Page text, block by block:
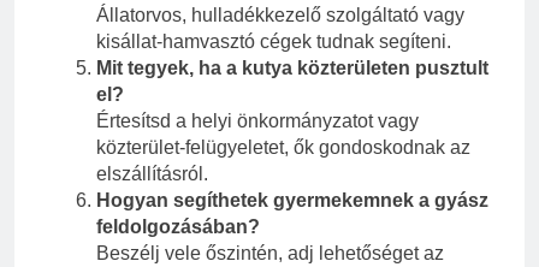
Állatorvos, hulladékkezelő szolgáltató vagy
kisállat-hamvasztó cégek tudnak segíteni.
Mit tegyek, ha a kutya közterületen pusztult
el?
Értesítsd a helyi önkormányzatot vagy
közterület-felügyeletet, ők gondoskodnak az
elszállításról.
Hogyan segíthetek gyermekemnek a gyász
feldolgozásában?
Beszélj vele őszintén, adj lehetőséget az